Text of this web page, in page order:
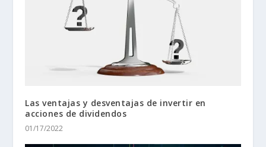
Las ventajas y desventajas de invertir en
acciones de dividendos
01/17/2022